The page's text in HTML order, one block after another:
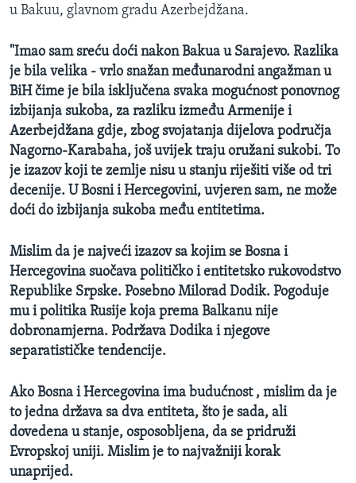
u Bakuu, glavnom gradu Azerbejdžana.
"Imao sam sreću doći nakon Bakua u Sarajevo. Razlika
je bila velika - vrlo snažan međunarodni angažman u
BiH čime je bila isključena svaka mogućnost ponovnog
izbijanja sukoba, za razliku između Armenije i
Azerbejdžana gdje, zbog svojatanja dijelova područja
Nagorno-Karabaha, još uvijek traju oružani sukobi. To
je izazov koji te zemlje nisu u stanju riješiti više od tri
decenije. U Bosni i Hercegovini, uvjeren sam, ne može
doći do izbijanja sukoba među entitetima.
Mislim da je najveći izazov sa kojim se Bosna i
Hercegovina suočava političko i entitetsko rukovodstvo
Republike Srpske. Posebno Milorad Dodik. Pogoduje
mu i politika Rusije koja prema Balkanu nije
dobronamjerna. Podržava Dodika i njegove
separatističke tendencije.
Ako Bosna i Hercegovina ima budućnost , mislim da je
to jedna država sa dva entiteta, što je sada, ali
dovedena u stanje, osposobljena, da se pridruži
Evropskoj uniji. Mislim je to najvažniji korak
unaprijed.